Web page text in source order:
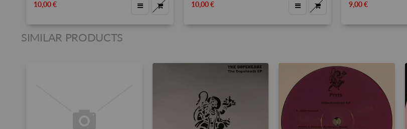
10,00 € 10,00 € 9,00 €
SIMILAR PRODUCTS